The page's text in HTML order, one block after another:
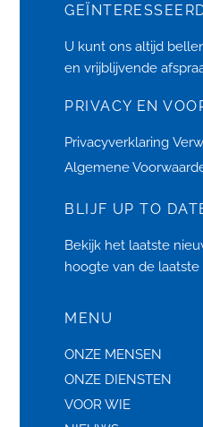
U kunt ons altijd
en vrijblijvende
PRIVACY EN
Privacyverklaring
Algemene
BLIJF UP TO
Bekijk het laatste
hoogte van de
MENU
ONZE MENSEN
ONZE DIENSTEN
VOOR WIE